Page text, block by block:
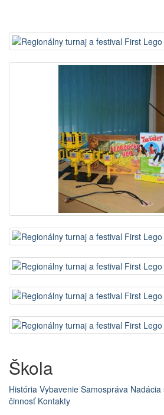
Škola
História Vybavenie Samospráva Nadácia
činnosť Kontakty